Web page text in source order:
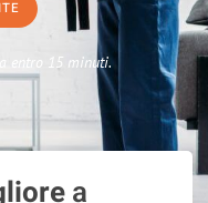
entro 15 minuti.
a